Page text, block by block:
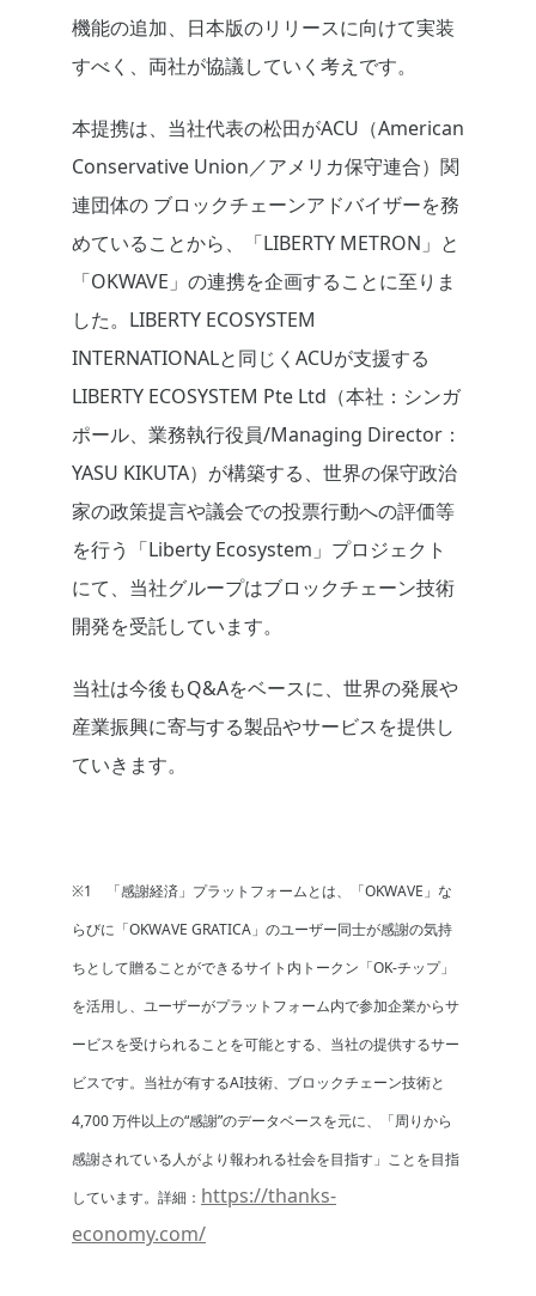
機能の追加、日本版のリリースに向けて実装
すべく、両社が協議していく考えです。
本提携は、当社代表の松田がACU（American
Conservative Union／アメリカ保守連合）関
連団体の ブロックチェーンアドバイザーを務
めていることから、「LIBERTY METRON」と
「OKWAVE」の連携を企画することに至りま
した。LIBERTY ECOSYSTEM
INTERNATIONALと同じくACUが支援する
LIBERTY ECOSYSTEM Pte Ltd（本社：シンガ
ポール、業務執行役員/Managing Director：
YASU KIKUTA）が構築する、世界の保守政治
家の政策提言や議会での投票行動への評価等
を行う「Liberty Ecosystem」プロジェクト
にて、当社グループはブロックチェーン技術
開発を受託しています。
当社は今後もQ&Aをベースに、世界の発展や
産業振興に寄与する製品やサービスを提供し
ていきます。
※1 「感謝経済」プラットフォームとは、「OKWAVE」な
らびに「OKWAVE GRATICA」のユーザー同士が感謝の気持
ちとして贈ることができるサイト内トークン「OK-チップ」
を活用し、ユーザーがプラットフォーム内で参加企業からサ
ービスを受けられることを可能とする、当社の提供するサー
ビスです。当社が有するAI技術、ブロックチェーン技術と
4,700 万件以上の“感謝”のデータベースを元に、「周りから
感謝されている人がより報われる社会を目指す」ことを目指
しています。詳細： https://thanks-
economy.com/